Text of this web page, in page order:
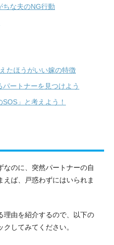
ちな夫のNG行動
たほうがいい嫁の特徴
ートナーを見つけよう
」と考えよう！
なのに、突然パートナーの自
ば、戸惑わずにはいられま
理由を紹介するので、以下の
してみてください。